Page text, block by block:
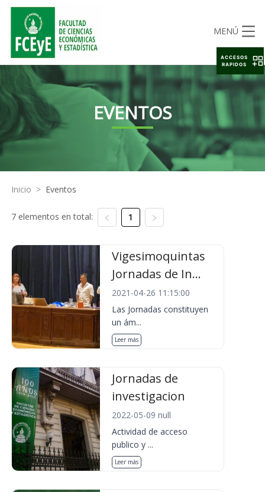
MENÚ
EVENTOS
Inicio > Eventos
7 elementos en total: 1
Vigesimoquintas
Jornadas de In...
2021-04-26 11:15:00
Las Jornadas constituyen
un ám...
Leer más
Jornadas de
investigacion
2022-05-09 null
Actividad de acceso
publico y ...
Leer más
ACCESOS
RAPIDOS